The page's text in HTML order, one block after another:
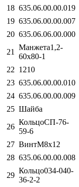
18 635.06.00.00.019
19 635.06.00.00.007
20 635.06.06.00.000
21
Манжета1,2-
60х80-1
22 1210
23 635.06.00.00.010
24 635.06.00.00.009
25 Шайба
26
КольцоСП-76-
59-6
27 ВинтМ8х12
28 635.06.00.00.008
29
Кольцо034-040-
36-2-2